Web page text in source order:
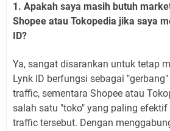
1. Apakah saya masih butuh
Shopee atau Tokopedia jika saya
ID?
Ya, sangat disarankan untuk tetap
Lynk ID berfungsi sebagai
traffic, sementara Shopee atau
salah satu "toko" yang paling
traffic tersebut. Dengan